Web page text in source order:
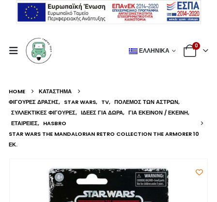
ΕΛΛΗΝΙΚΆ
0
HOME
ΚΑΤΆΣΤΗΜΑ
ΦΙΓΟΎΡΕΣ ΔΡΆΣΗΣ, STAR WARS, TV, ΠΌΛΕΜΟΣ ΤΩΝ ΆΣΤΡΩΝ,
ΣΥΛΛΕΚΤΙΚΈΣ ΦΙΓΟΎΡΕΣ, ΙΔΈΕΣ ΓΙΑ ΔΏΡΑ, ΓΙΑ ΕΚΕΊΝΟΝ / ΕΚΕΊΝΗ,
ΕΤΑΙΡΕΊΕΣ, HASBRO
STAR WARS THE MANDALORIAN RETRO COLLECTION THE ARMORER 10
ΕΚ.